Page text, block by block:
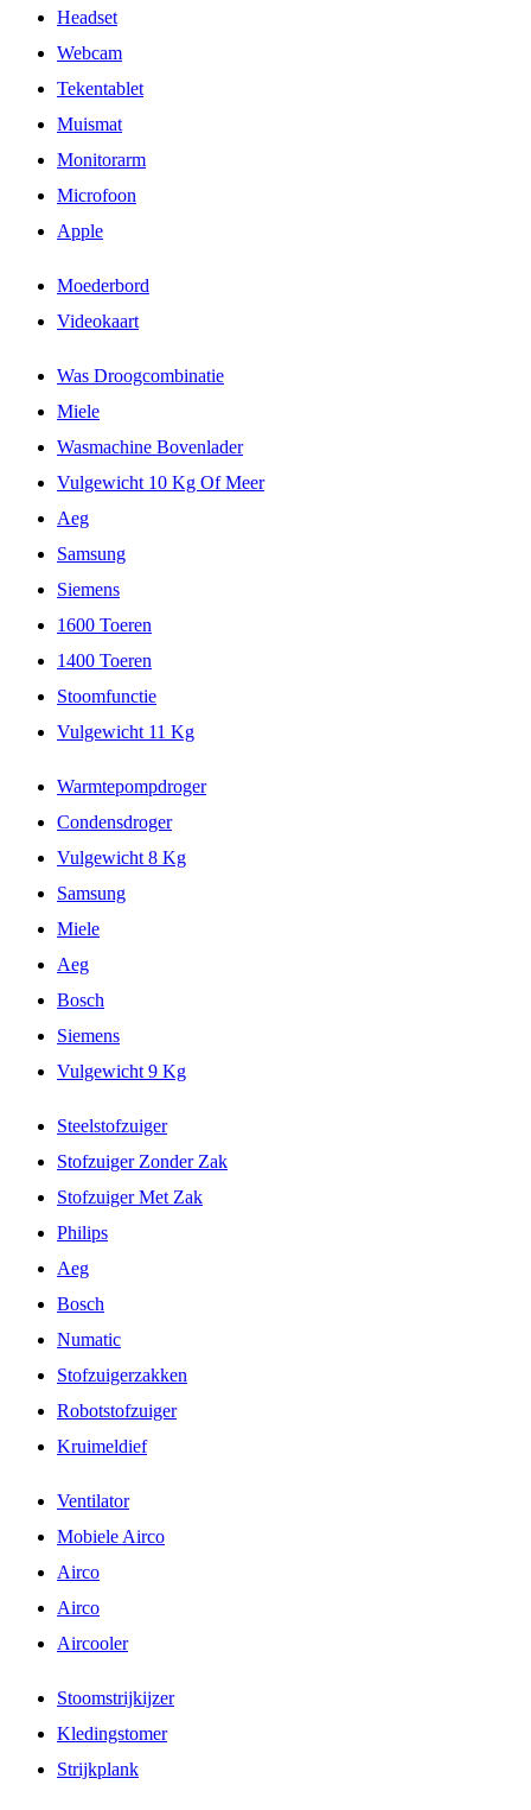
Headset
Webcam
Tekentablet
Muismat
Monitorarm
Microfoon
Apple
Moederbord
Videokaart
Was Droogcombinatie
Miele
Wasmachine Bovenlader
Vulgewicht 10 Kg Of Meer
Aeg
Samsung
Siemens
1600 Toeren
1400 Toeren
Stoomfunctie
Vulgewicht 11 Kg
Warmtepompdroger
Condensdroger
Vulgewicht 8 Kg
Samsung
Miele
Aeg
Bosch
Siemens
Vulgewicht 9 Kg
Steelstofzuiger
Stofzuiger Zonder Zak
Stofzuiger Met Zak
Philips
Aeg
Bosch
Numatic
Stofzuigerzakken
Robotstofzuiger
Kruimeldief
Ventilator
Mobiele Airco
Airco
Airco
Aircooler
Stoomstrijkijzer
Kledingstomer
Strijkplank